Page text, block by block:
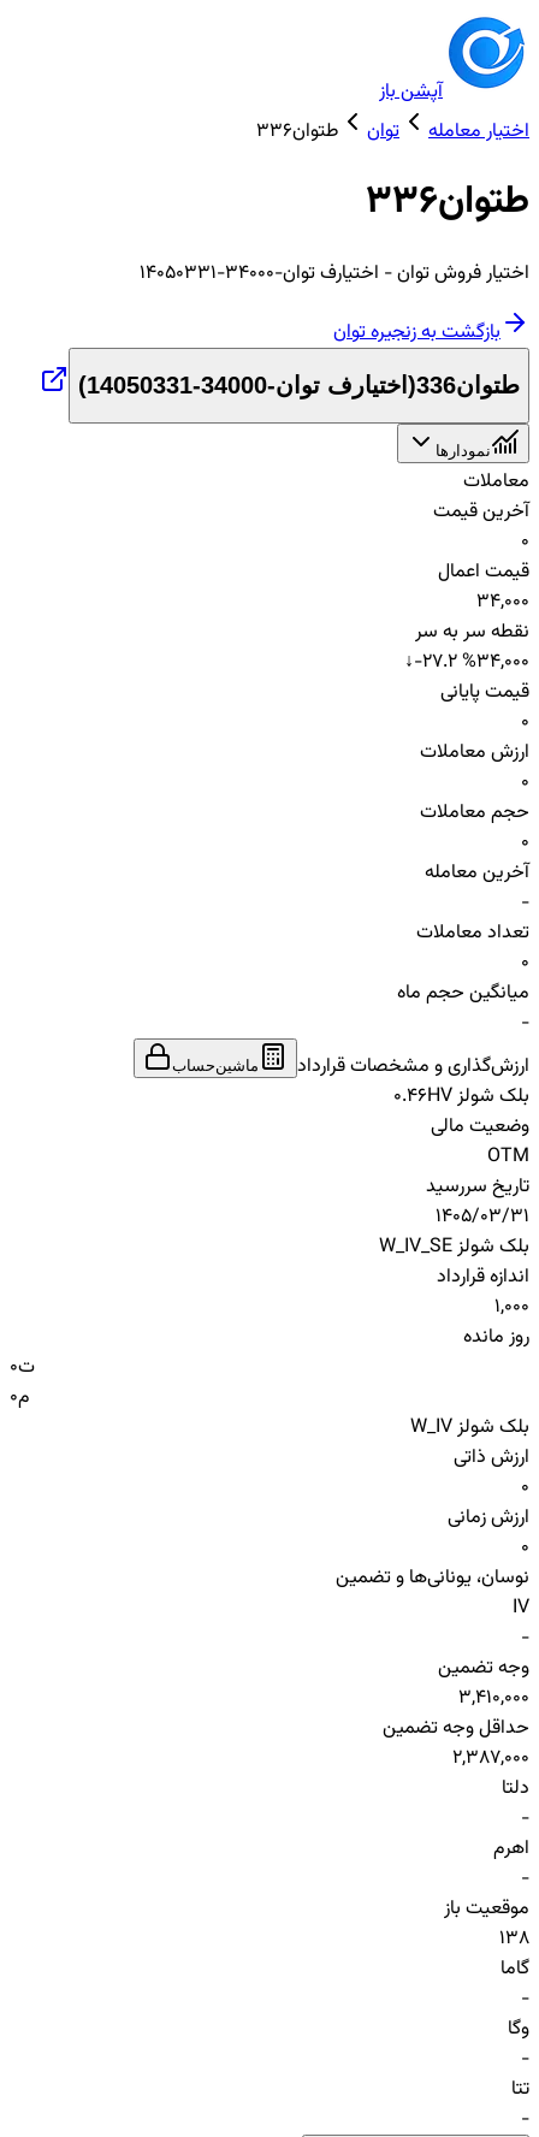
آپشن باز
اختیار معامله
توان طتوان336
طتوان336
اختیارفروشتوان- اختیارف توان-34000-14050331
بازگشت به زنجیرهتوان
طتوان336 ( اختیارف توان-34000-14050331 )
نمودارها
معاملات
آخرین قیمت
0
قیمت اعمال
34,000
نقطه سر به سر
34,000
↓-27.2 %
قیمت پایانی
0
ارزش معاملات
0
حجم معاملات
0
آخرین معامله
-
تعداد معاملات
0
میانگین حجم ماه
-
ارزش‌گذاری و مشخصات قرارداد
ماشین‌حساب
بلک شولز HV
0.46
وضعیت مالی
OTM
تاریخ سررسید
1405/03/31
بلک شولز W_IV_SE
اندازه قرارداد
1,000
روز مانده
0ت
0م
بلک شولز W_IV
ارزش ذاتی
0
ارزش زمانی
0
نوسان، یونانی‌ها و تضمین
IV
-
وجه تضمین
3,410,000
حداقل وجه تضمین
2,387,000
دلتا
-
اهرم
-
موقعیت باز
138
گاما
-
وگا
-
تتا
-